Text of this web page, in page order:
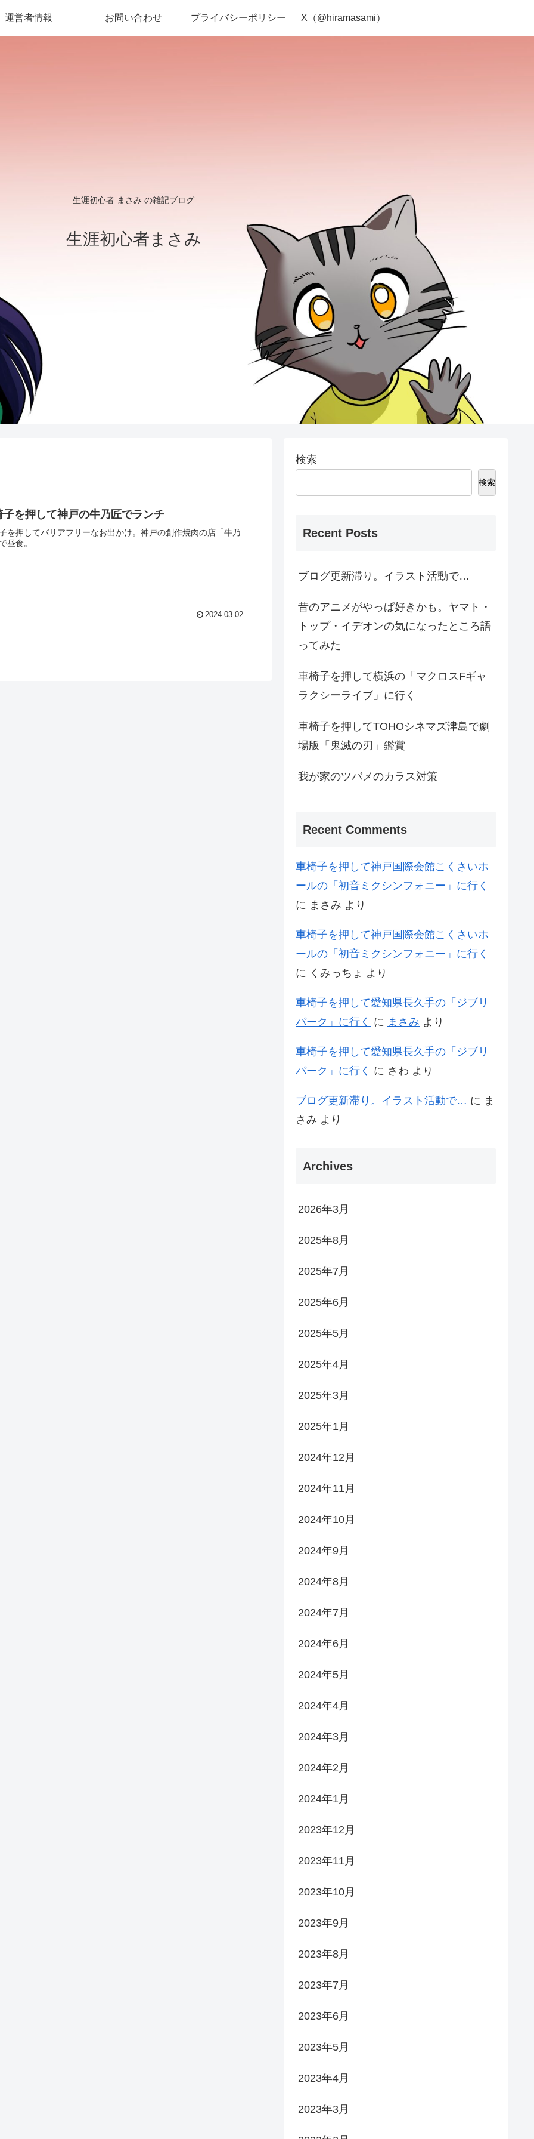
生涯初心者 まさみ の雑記ブログ
生涯初心者まさみ
運営者情報 お問い合わせ プライバシーポリシー X（@hiramasami）
子を押して神戸の牛乃匠でランチ
を押してバリアフリーなお出かけ。神戸の創作焼肉の店「牛乃
昼食。
2024.03.02
検索
検索
Recent Posts
ブログ更新滞り。イラスト活動で…
昔のアニメがやっぱ好きかも。ヤマト・
トップ・イデオンの気になったところ語
ってみた
車椅子を押して横浜の「マクロスFギャ
ラクシーライブ」に行く
車椅子を押してTOHOシネマズ津島で劇
場版「鬼滅の刃」鑑賞
我が家のツバメのカラス対策
Recent Comments
車椅子を押して神戸国際会館こくさいホ
ールの「初音ミクシンフォニー」に行く
に まさみ より
車椅子を押して神戸国際会館こくさいホ
ールの「初音ミクシンフォニー」に行く
に くみっちょ より
車椅子を押して愛知県長久手の「ジブリ
パーク」に行く に まさみ より
車椅子を押して愛知県長久手の「ジブリ
パーク」に行く に さわ より
ブログ更新滞り。イラスト活動で… に ま
さみ より
Archives
2026年3月
2025年8月
2025年7月
2025年6月
2025年5月
2025年4月
2025年3月
2025年1月
2024年12月
2024年11月
2024年10月
2024年9月
2024年8月
2024年7月
2024年6月
2024年5月
2024年4月
2024年3月
2024年2月
2024年1月
2023年12月
2023年11月
2023年10月
2023年9月
2023年8月
2023年7月
2023年6月
2023年5月
2023年4月
2023年3月